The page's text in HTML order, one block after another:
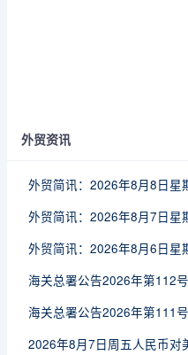
外贸资讯
外贸简讯：2026年8月8日星
外贸简讯：2026年8月7日星
外贸简讯：2026年8月6日星
2026年8月7日周五人民币对